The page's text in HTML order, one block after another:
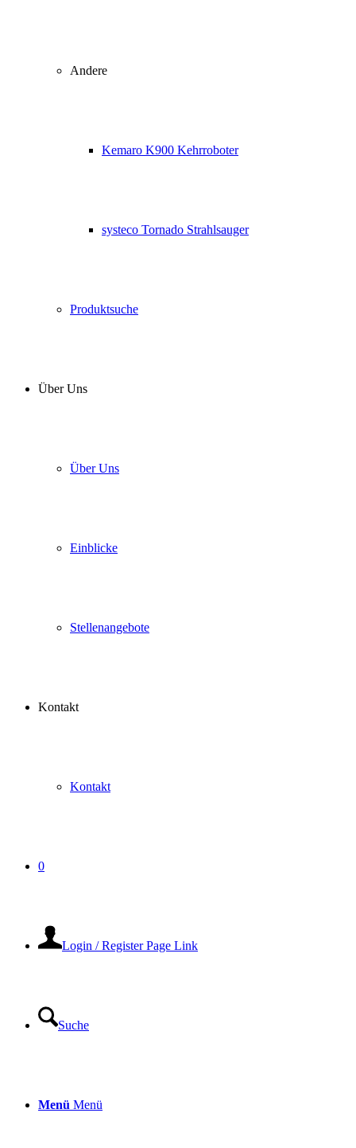
Andere
Kemaro K900 Kehrroboter
systeco Tornado Strahlsauger
Produktsuche
Über Uns
Über Uns
Einblicke
Stellenangebote
Kontakt
Kontakt
0
Login / Register Page Link
Suche
Menü Menü